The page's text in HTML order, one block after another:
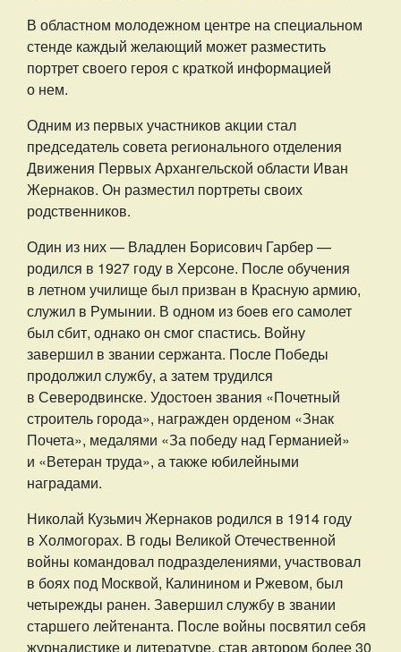
В областном молодежном центре на специальном
стенде каждый желающий может разместить
портрет своего героя с краткой информацией
о нем.
Одним из первых участников акции стал
председатель совета регионального отделения
Движения Первых Архангельской области Иван
Жернаков. Он разместил портреты своих
родственников.
Один из них — Владлен Борисович Гарбер —
родился в 1927 году в Херсоне. После обучения
в летном училище был призван в Красную армию,
служил в Румынии. В одном из боев его самолет
был сбит, однако он смог спастись. Войну
завершил в звании сержанта. После Победы
продолжил службу, а затем трудился
в Северодвинске. Удостоен звания «Почетный
строитель города», награжден орденом «Знак
Почета», медалями «За победу над Германией»
и «Ветеран труда», а также юбилейными
наградами.
Николай Кузьмич Жернаков родился в 1914 году
в Холмогорах. В годы Великой Отечественной
войны командовал подразделениями, участвовал
в боях под Москвой, Калинином и Ржевом, был
четырежды ранен. Завершил службу в звании
старшего лейтенанта. После войны посвятил себя
журналистике и литературе, став автором более 30